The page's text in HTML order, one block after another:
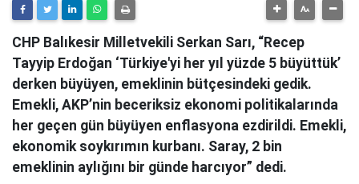
CHP Balıkesir Milletvekili Serkan Sarı, “Recep
Tayyip Erdoğan ‘Türkiye'yi her yıl yüzde 5 büyüttük’
derken büyüyen, emeklinin bütçesindeki gedik.
Emekli, AKP’nin beceriksiz ekonomi politikalarında
her geçen gün büyüyen enflasyona ezdirildi. Emekli,
ekonomik soykırımın kurbanı. Saray, 2 bin
emeklinin aylığını bir günde harcıyor” dedi.